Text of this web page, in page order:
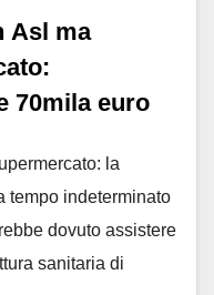
Asl ma
70mila euro
la
tempo indeterminato
dovuto assistere
sanitaria di